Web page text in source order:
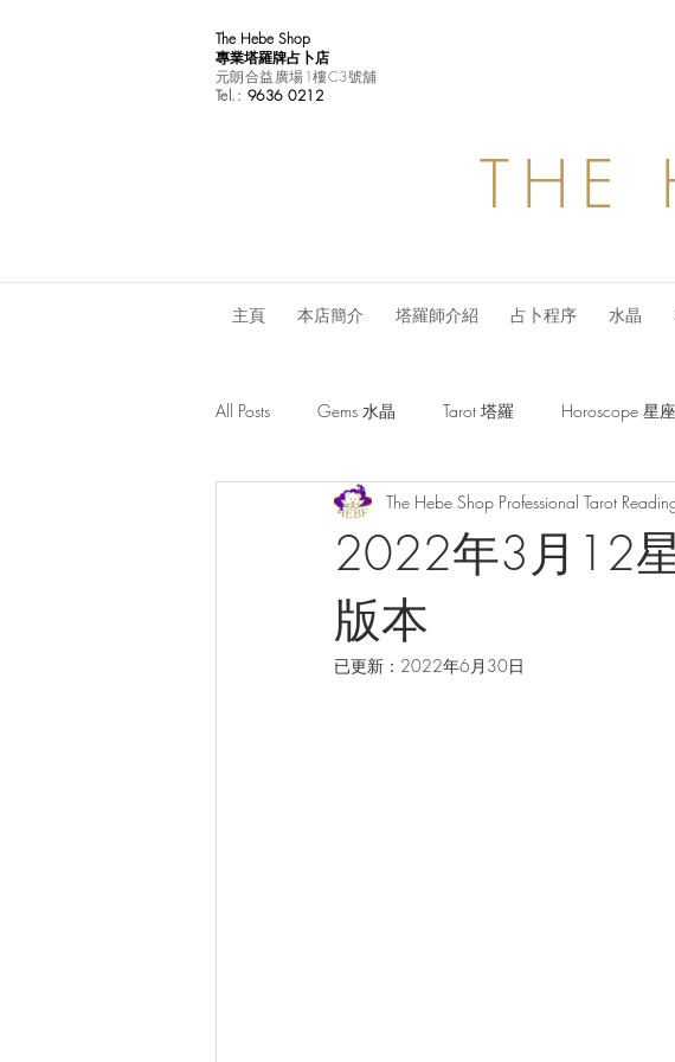
The Hebe Shop
專業塔羅牌占卜店
元朗合益廣場1樓C3號舖
Tel.: 9636 0212
THE
主頁 本店簡介 塔羅師介紹 占卜程序 水晶
All Posts Gems 水晶 Tarot 塔羅 Horoscope 星座
Monthly Horoscope 每月星座運程
2022年3月12
版本
The Hebe Shop Professional Tarot
已更新： 2022年6月30日